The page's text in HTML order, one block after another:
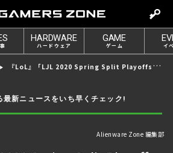
e
t
o
g
HARDWARE
ハードウェア
GAME
ゲーム イ
『LoL』「LJL 2020 Spring Split Playoffs Round3」および「Split Final」が日程変更および無観客試合にて開催
最新ニュースをいち早くチェック!
Alienware Zone 編集部